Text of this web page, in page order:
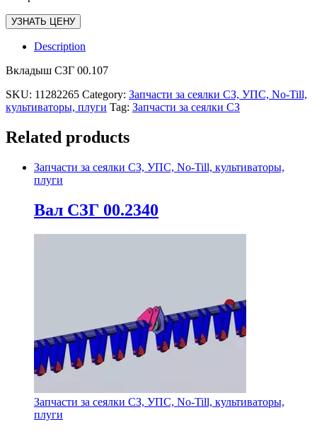
УЗНАТЬ ЦЕНУ
Description
Вкладыш СЗГ 00.107
SKU: 11282265 Category: Запчасти за сеялки СЗ, УПС, No-Till,
культиваторы, плуги Tag: Запчасти за сеялки СЗ
Related products
Запчасти за сеялки СЗ, УПС, No-Till, культиваторы,
плуги
Вал СЗГ 00.2340
Запчасти за сеялки СЗ, УПС, No-Till, культиваторы,
плуги